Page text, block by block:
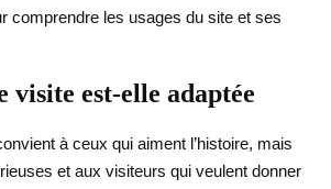
comprendre les usages du site et ses
visite est-elle adaptée
à ceux qui aiment l’histoire, mais
et aux visiteurs qui veulent donner